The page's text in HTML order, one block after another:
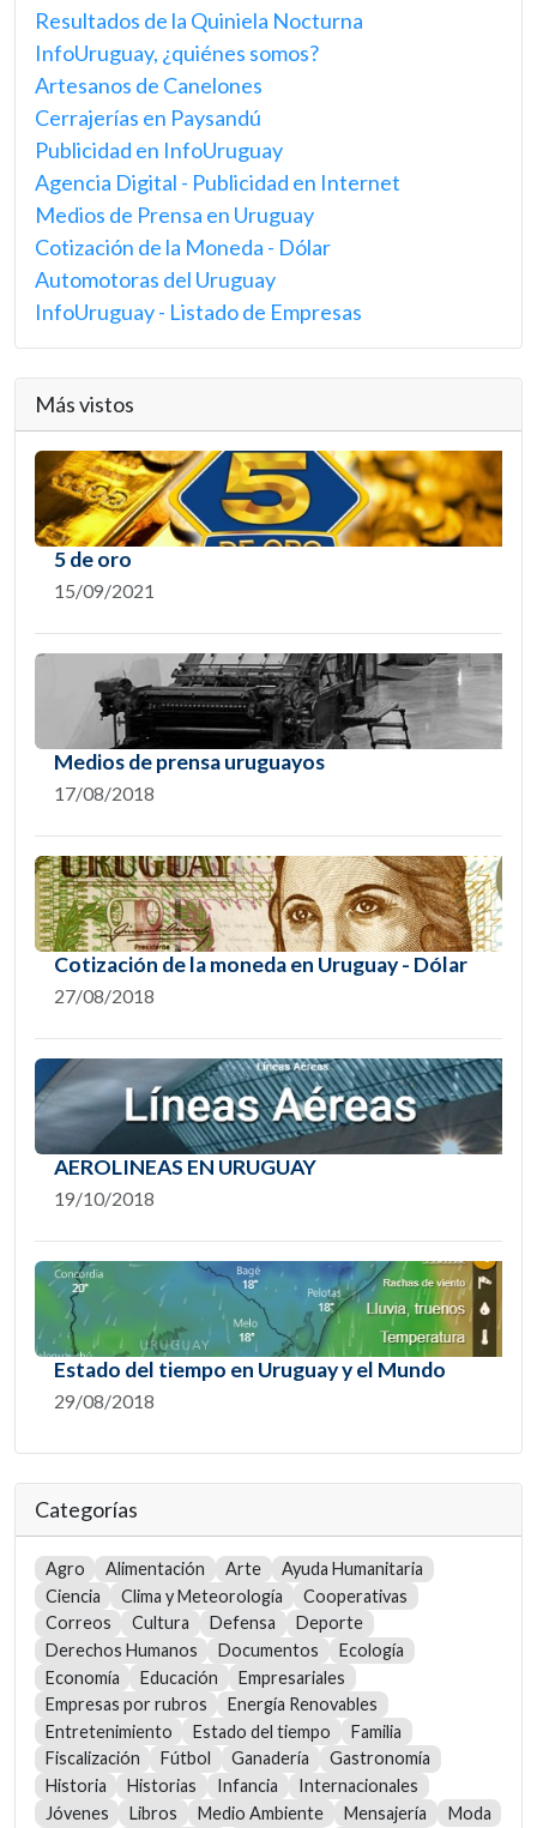
Resultados de la Quiniela Nocturna
InfoUruguay, ¿quiénes somos?
Artesanos de Canelones
Cerrajerías en Paysandú
Publicidad en InfoUruguay
Agencia Digital - Publicidad en Internet
Medios de Prensa en Uruguay
Cotización de la Moneda - Dólar
Automotoras del Uruguay
InfoUruguay - Listado de Empresas
Más vistos
5 de oro
15/09/2021
Medios de prensa uruguayos
17/08/2018
Cotización de la moneda en Uruguay - Dólar
27/08/2018
AEROLINEAS EN URUGUAY
19/10/2018
Estado del tiempo en Uruguay y el Mundo
29/08/2018
Categorías
Agro Alimentación Arte
Ayuda Humanitaria
Ciencia
Clima y Meteorología
Cooperativas
Correos
Cultura Defensa
Deporte
Derechos Humanos
Documentos
Ecología
Economía
Educación
Empresariales
Empresas por rubros
Energía Renovables
Entretenimiento
Estado del tiempo
Familia
Fiscalización
Fútbol Ganadería
Gastronomía
Historia
Historias Infancia
Internacionales
Jóvenes
Libros Medio Ambiente Mensajería
Moda